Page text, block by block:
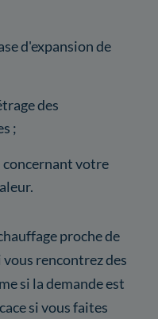
d'expansion de
des
;
votre
proche de
vous rencontrez des
si la demande est
si vous faites